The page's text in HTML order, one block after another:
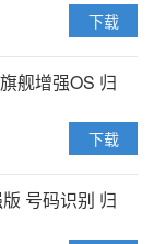
下载
舰增强OS 归
下载
号码识别 归